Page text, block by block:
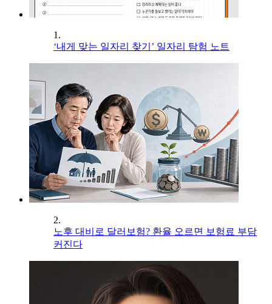
1.
‘내게 맞는 일자리 찾기’ 일자리 탐험 노트
2.
노후 대비로 달러보험? 환율 오르면 보험료 부담
커진다